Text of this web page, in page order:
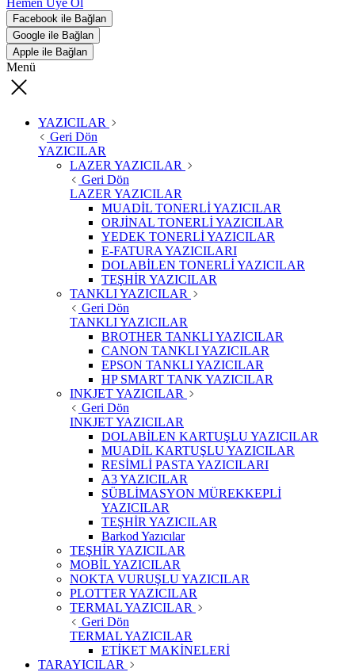
Hemen Üye Ol
Facebook ile Bağlan
Google ile Bağlan
Apple ile Bağlan
Menü
YAZICILAR
Geri Dön
YAZICILAR
LAZER YAZICILAR
Geri Dön
LAZER YAZICILAR
MUADİL TONERLİ YAZICILAR
ORJİNAL TONERLİ YAZICILAR
YEDEK TONERLİ YAZICILAR
E-FATURA YAZICILARI
DOLABİLEN TONERLİ YAZICILAR
TEŞHİR YAZICILAR
TANKLI YAZICILAR
Geri Dön
TANKLI YAZICILAR
BROTHER TANKLI YAZICILAR
CANON TANKLI YAZICILAR
EPSON TANKLI YAZICILAR
HP SMART TANK YAZICILAR
INKJET YAZICILAR
Geri Dön
INKJET YAZICILAR
DOLABİLEN KARTUŞLU YAZICILAR
MUADİL KARTUŞLU YAZICILAR
RESİMLİ PASTA YAZICILARI
A3 YAZICILAR
SÜBLİMASYON MÜREKKEPLİ
YAZICILAR
TEŞHİR YAZICILAR
Barkod Yazıcılar
TEŞHİR YAZICILAR
MOBİL YAZICILAR
NOKTA VURUŞLU YAZICILAR
PLOTTER YAZICILAR
TERMAL YAZICILAR
Geri Dön
TERMAL YAZICILAR
ETİKET MAKİNELERİ
TARAYICILAR